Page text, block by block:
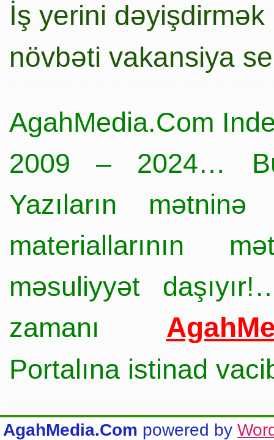
İş yerini
növbəti vakansiya
AgahMedia.Com
2009 – 2024…
Yazıların
materiallarının
məsuliyyət
zamanı
Portalına istinad
AgahMedia.Com powered by